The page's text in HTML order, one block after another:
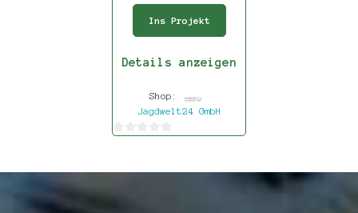
Ins Projekt
Details anzeigen
Shop:
Jagdwelt24 GmbH